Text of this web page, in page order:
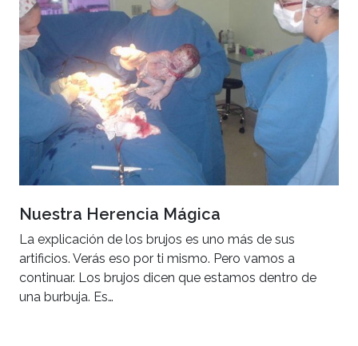
Nuestra Herencia Mágica
La explicación de los brujos es uno más de sus
artificios. Verás eso por ti mismo. Pero vamos a
continuar. Los brujos dicen que estamos dentro de
una burbuja. Es…